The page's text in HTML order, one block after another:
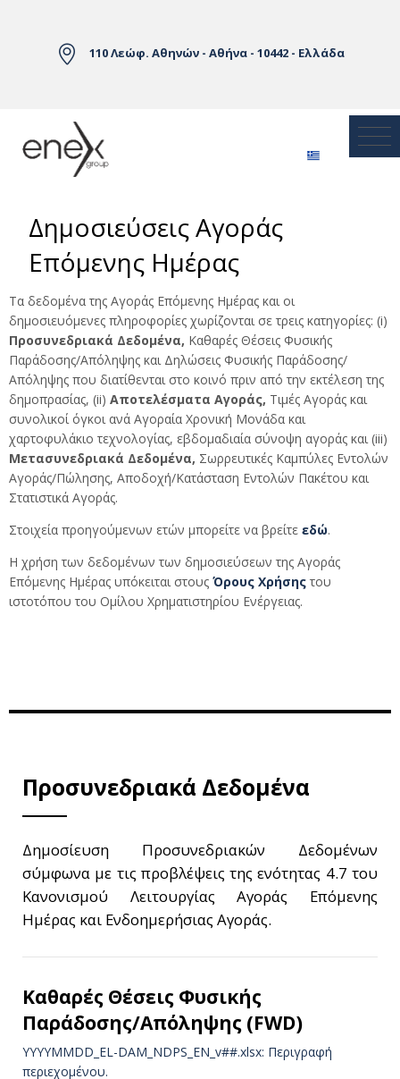
110 Λεώφ. Αθηνών - Αθήνα - 10442 - Ελλάδα
Δημοσιεύσεις Αγοράς
Επόμενης Ημέρας
Τα δεδομένα της Αγοράς Επόμενης Ημέρας και οι
δημοσιευόμενες πληροφορίες χωρίζονται σε τρεις κατηγορίες: (i)
Προσυνεδριακά Δεδομένα, Καθαρές Θέσεις Φυσικής
Παράδοσης/Απόληψης και Δηλώσεις Φυσικής Παράδοσης/
Απόληψης που διατίθενται στο κοινό πριν από την εκτέλεση της
δημοπρασίας, (ii) Αποτελέσματα Αγοράς, Τιμές Αγοράς και
συνολικοί όγκοι ανά Αγοραία Χρονική Μονάδα και
χαρτοφυλάκιο τεχνολογίας, εβδομαδιαία σύνοψη αγοράς και (iii)
Μετασυνεδριακά Δεδομένα, Σωρρευτικές Καμπύλες Εντολών
Αγοράς/Πώλησης, Αποδοχή/Κατάσταση Εντολών Πακέτου και
Στατιστικά Αγοράς.
Στοιχεία προηγούμενων ετών μπορείτε να βρείτε εδώ.
Η χρήση των δεδομένων των δημοσιεύσεων της Αγοράς
Επόμενης Ημέρας υπόκειται στους Όρους Χρήσηςτου
ιστοτόπου του Ομίλου Χρηματιστηρίου Ενέργειας.
Προσυνεδριακά Δεδομένα
Δημοσίευση Προσυνεδριακών Δεδομένων
σύμφωνα με τις προβλέψεις της ενότητας 4.7 του
Κανονισμού Λειτουργίας Αγοράς Επόμενης
Ημέρας και Ενδοημερήσιας Αγοράς.
Καθαρές Θέσεις Φυσικής
Παράδοσης/Απόληψης (FWD)
YYYYMMDD_EL-DAM_NDPS_ΕΝ_v##.xlsx: Περιγραφή
περιεχομένου.